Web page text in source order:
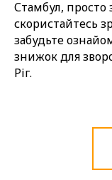
Стамбул, просто
скористайтесь
забудьте
знижок для
Ріг.